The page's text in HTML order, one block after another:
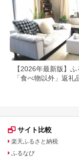
【2026年最新版】
「食べ物以外」返礼
サイト比較
楽天ふるさと納税
ふるなび